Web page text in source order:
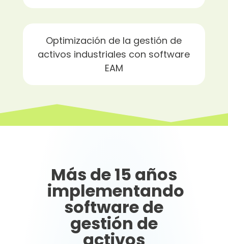
Optimización de la gestión de
activos industriales con software
EAM
Más de 15 años
implementando
software de
gestión de